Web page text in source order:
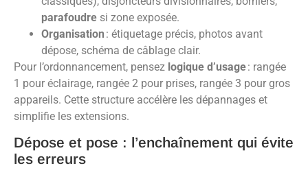
parafoudre si zone exposée.
Organisation : étiquetage précis, photos avant
dépose, schéma de câblage clair.
Pour l’ordonnancement, pensez logique d’usage: rangée
1 pour éclairage, rangée 2 pour prises, rangée 3 pour gros
appareils. Cette structure accélère les dépannages et
simplifie les extensions.
Dépose et pose : l’enchaînement qui évite
les erreurs